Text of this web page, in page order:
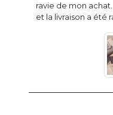
ravie de mon
et la livraison a été